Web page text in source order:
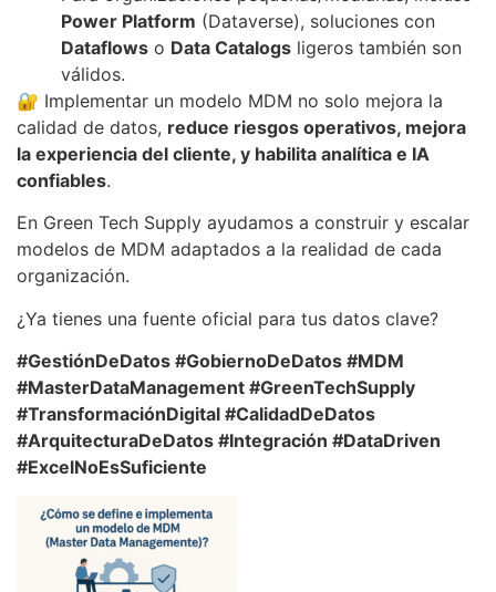
Power Platform (Dataverse), soluciones con
Dataflows o Data Catalogs ligeros también son
válidos.
🔐 Implementar un modelo MDM no solo mejora la
calidad de datos, reduce riesgos operativos, mejora
la experiencia del cliente, y habilita analítica e IA
confiables.
En Green Tech Supply ayudamos a construir y escalar
modelos de MDM adaptados a la realidad de cada
organización.
¿Ya tienes una fuente oficial para tus datos clave?
#GestiónDeDatos #GobiernoDeDatos #MDM
#MasterDataManagement #GreenTechSupply
#TransformaciónDigital #CalidadDeDatos
#ArquitecturaDeDatos #Integración #DataDriven
#ExcelNoEsSuficiente